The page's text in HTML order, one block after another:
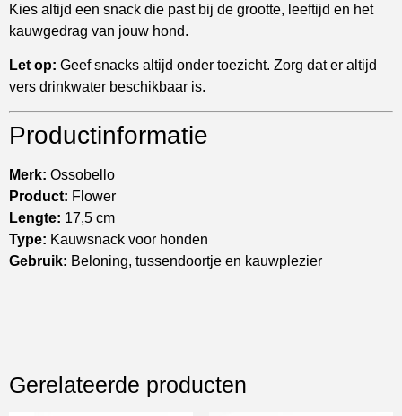
Kies altijd een snack die past bij de grootte, leeftijd en het
kauwgedrag van jouw hond.
Let op: Geef snacks altijd onder toezicht. Zorg dat er altijd
vers drinkwater beschikbaar is.
Productinformatie
Merk: Ossobello
Product: Flower
Lengte: 17,5 cm
Type: Kauwsnack voor honden
Gebruik: Beloning, tussendoortje en kauwplezier
Gerelateerde producten